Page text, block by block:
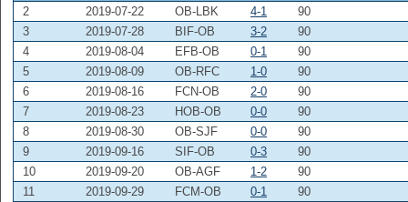
2 2019-07-22 OB-LBK 4-1
90
3
2019-07-28 BIF-OB 3-2
90
4
2019-08-04 EFB-OB 0-1
90
5
2019-08-09 OB-RFC 1-0
90
6
2019-08-16 FCN-OB 2-0
90
7
2019-08-23 HOB-OB 0-0
90
8
2019-08-30 OB-SJF 0-0
90
9
2019-09-16 SIF-OB 0-3
90
10
2019-09-20 OB-AGF 1-2
90
11
2019-09-29 FCM-OB 0-1
90